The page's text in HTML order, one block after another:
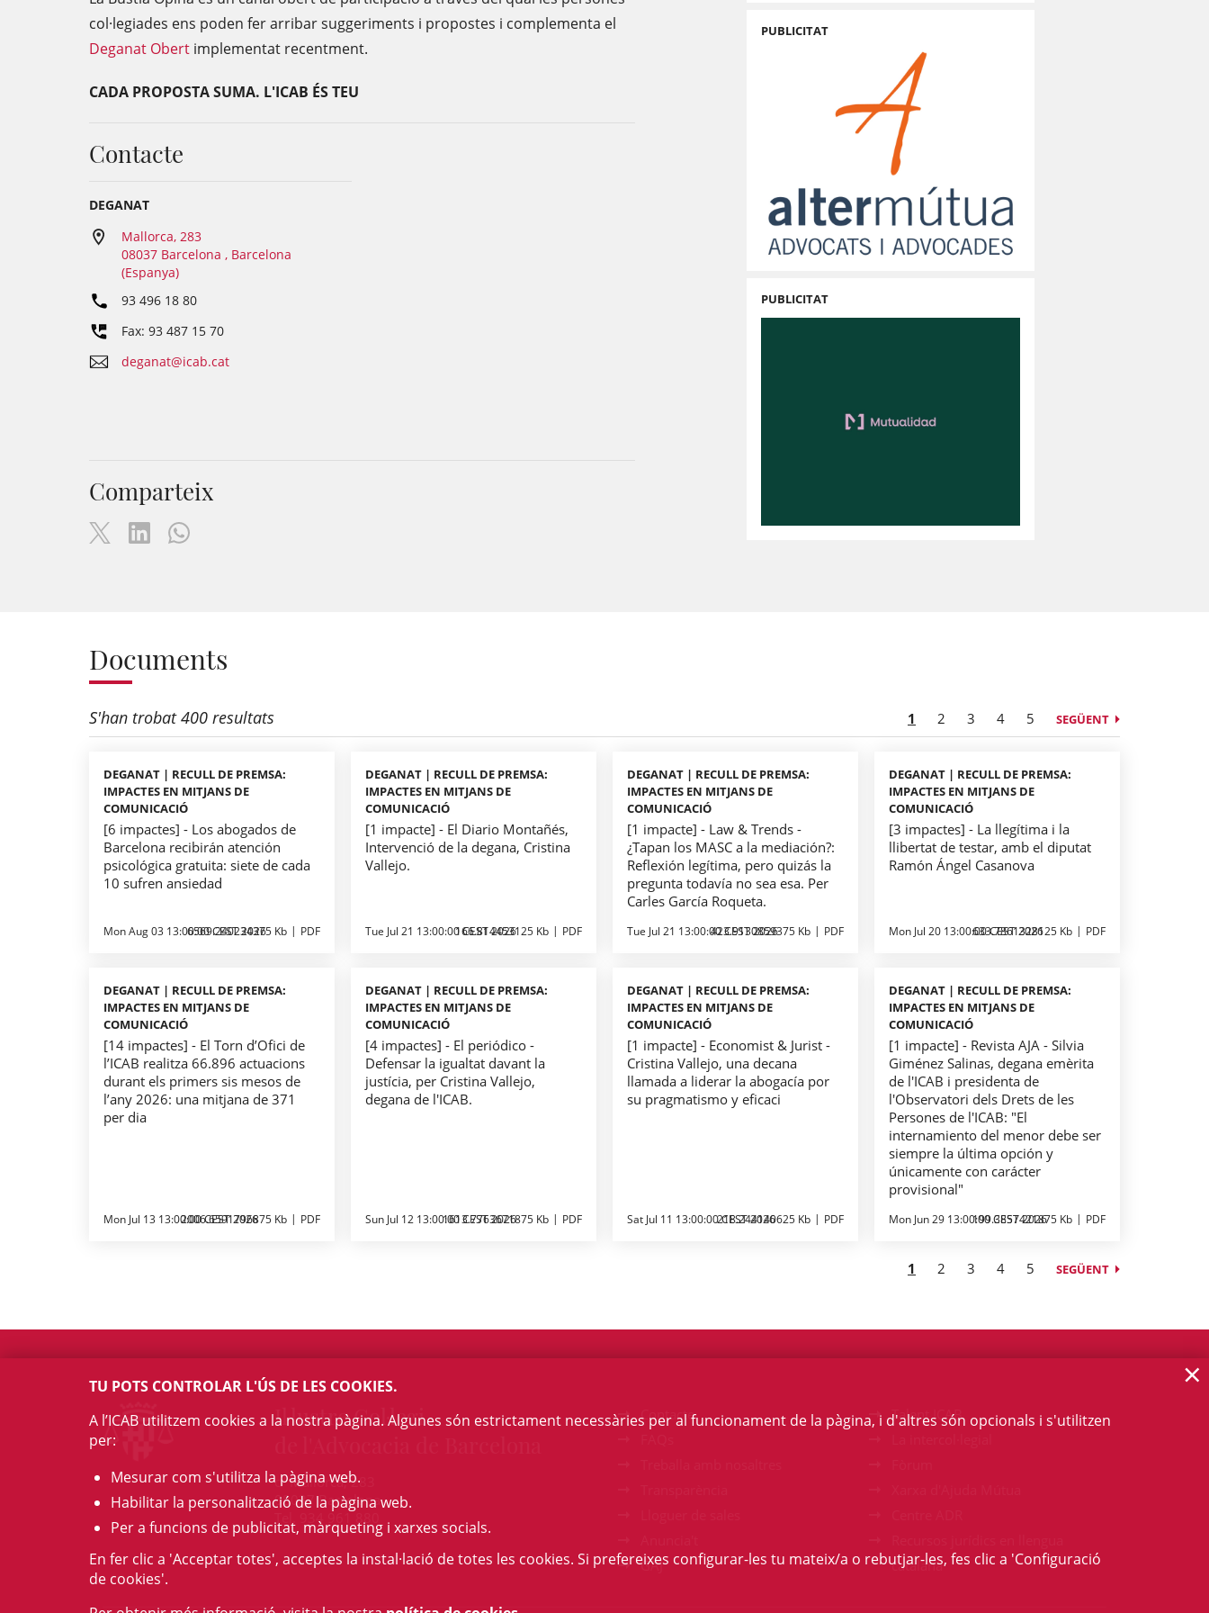
PUBLICITAT
PUBLICITAT
col·legiades ens poden fer arribar suggeriments i propostes i complementa el
Deganat Obert implementat recentment.
CADA PROPOSTA SUMA. L'ICAB ÉS TEU
Contacte
DEGANAT
Mallorca, 283
08037 Barcelona , Barcelona
(Espanya)
93 496 18 80
Fax: 93 487 15 70
deganat@icab.cat
Comparteix
Documents
S'han trobat 400 resultats 1 2 3 4 5 SEGÜENT
DEGANAT | RECULL DE PREMSA:
IMPACTES EN MITJANS DE
COMUNICACIÓ
[6 impactes] - Los abogados de
Barcelona recibirán atención
psicológica gratuita: siete de cada
10 sufren ansiedad
Mon Aug 03 13:00:00 CEST 2026
6569.240234375 Kb PDF
DEGANAT | RECULL DE PREMSA:
IMPACTES EN MITJANS DE
COMUNICACIÓ
[1 impacte] - El Diario Montañés,
Intervenció de la degana, Cristina
Vallejo.
Tue Jul 21 13:00:00 CEST 2026
166.814453125 Kb PDF
DEGANAT | RECULL DE PREMSA:
IMPACTES EN MITJANS DE
COMUNICACIÓ
[1 impacte] - Law & Trends -
¿Tapan los MASC a la mediación?:
Reflexión legítima, pero quizás la
pregunta todavía no sea esa. Per
Carles García Roqueta.
Tue Jul 21 13:00:00 CEST 2026
423.9130859375 Kb PDF
DEGANAT | RECULL DE PREMSA:
IMPACTES EN MITJANS DE
COMUNICACIÓ
[3 impactes] - La llegítima i la
llibertat de testar, amb el diputat
Ramón Ángel Casanova
Mon Jul 20 13:00:00 CEST 2026
633.7861328125 Kb PDF
DEGANAT | RECULL DE PREMSA:
IMPACTES EN MITJANS DE
COMUNICACIÓ
[14 impactes] - El Torn d’Ofici de
l’ICAB realitza 66.896 actuacions
durant els primers sis mesos de
l’any 2026: una mitjana de 371
per dia
Mon Jul 13 13:00:00 CEST 2026
2006.6591796875 Kb PDF
DEGANAT | RECULL DE PREMSA:
IMPACTES EN MITJANS DE
COMUNICACIÓ
[4 impactes] - El periódico -
Defensar la igualtat davant la
justícia, per Cristina Vallejo,
degana de l'ICAB.
Sun Jul 12 13:00:00 CEST 2026
1613.7763671875 Kb PDF
DEGANAT | RECULL DE PREMSA:
IMPACTES EN MITJANS DE
COMUNICACIÓ
[1 impacte] - Economist & Jurist -
Cristina Vallejo, una decana
llamada a liderar la abogacía por
su pragmatismo y eficaci
Sat Jul 11 13:00:00 CEST 2026
218.244140625 Kb PDF
DEGANAT | RECULL DE PREMSA:
IMPACTES EN MITJANS DE
COMUNICACIÓ
[1 impacte] - Revista AJA - Silvia
Giménez Salinas, degana emèrita
de l'ICAB i presidenta de
l'Observatori dels Drets de les
Persones de l'ICAB: "El
internamiento del menor debe ser
siempre la última opción y
únicamente con carácter
provisional"
Mon Jun 29 13:00:00 CEST 2026
199.3857421875 Kb PDF
1 2 3 4 5 SEGÜENT
Il·lustre Col·legi
c/ Mallorca, 283
08037 Barcelona
Tel. 934 961 880
Contacte
GAJ
Talent ICAB
catalana
TU POTS CONTROLAR L'ÚS DE LES COOKIES.
A l’ICAB utilitzem cookies a la nostra pàgina. Algunes són estrictament necessàries per al funcionament de la pàgina, i d'altres són opcionals i s'utilitzen
per:
Mesurar com s'utilitza la pàgina web.
Habilitar la personalització de la pàgina web.
Per a funcions de publicitat, màrqueting i xarxes socials.
En fer clic a 'Acceptar totes', acceptes la instal·lació de totes les cookies. Si prefereixes configurar-les tu mateix/a o rebutjar-les, fes clic a 'Configuració
de cookies'.
×